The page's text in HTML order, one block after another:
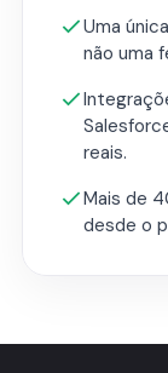
Uma
não uma
reais.
Mais de
desde o